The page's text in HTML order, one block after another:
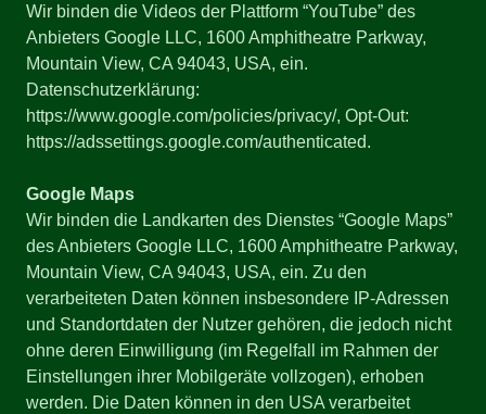
Wir binden die Videos der Plattform “YouTube” des
Anbieters Google LLC, 1600 Amphitheatre Parkway,
Mountain View, CA 94043, USA, ein.
Datenschutzerklärung:
https://www.google.com/policies/privacy/, Opt-Out:
https://adssettings.google.com/authenticated.
Google Maps
Wir binden die Landkarten des Dienstes “Google Maps”
des Anbieters Google LLC, 1600 Amphitheatre Parkway,
Mountain View, CA 94043, USA, ein. Zu den
verarbeiteten Daten können insbesondere IP-Adressen
und Standortdaten der Nutzer gehören, die jedoch nicht
ohne deren Einwilligung (im Regelfall im Rahmen der
Einstellungen ihrer Mobilgeräte vollzogen), erhoben
werden. Die Daten können in den USA verarbeitet